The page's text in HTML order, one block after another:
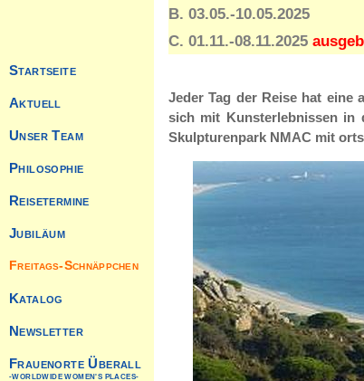
B. 03.05.-10.05.2025
C. 01.11.-08.11.2025
Jeder Tag der Reise hat eine
sich mit Kunsterlebnissen in
Skulpturenpark NMAC mit